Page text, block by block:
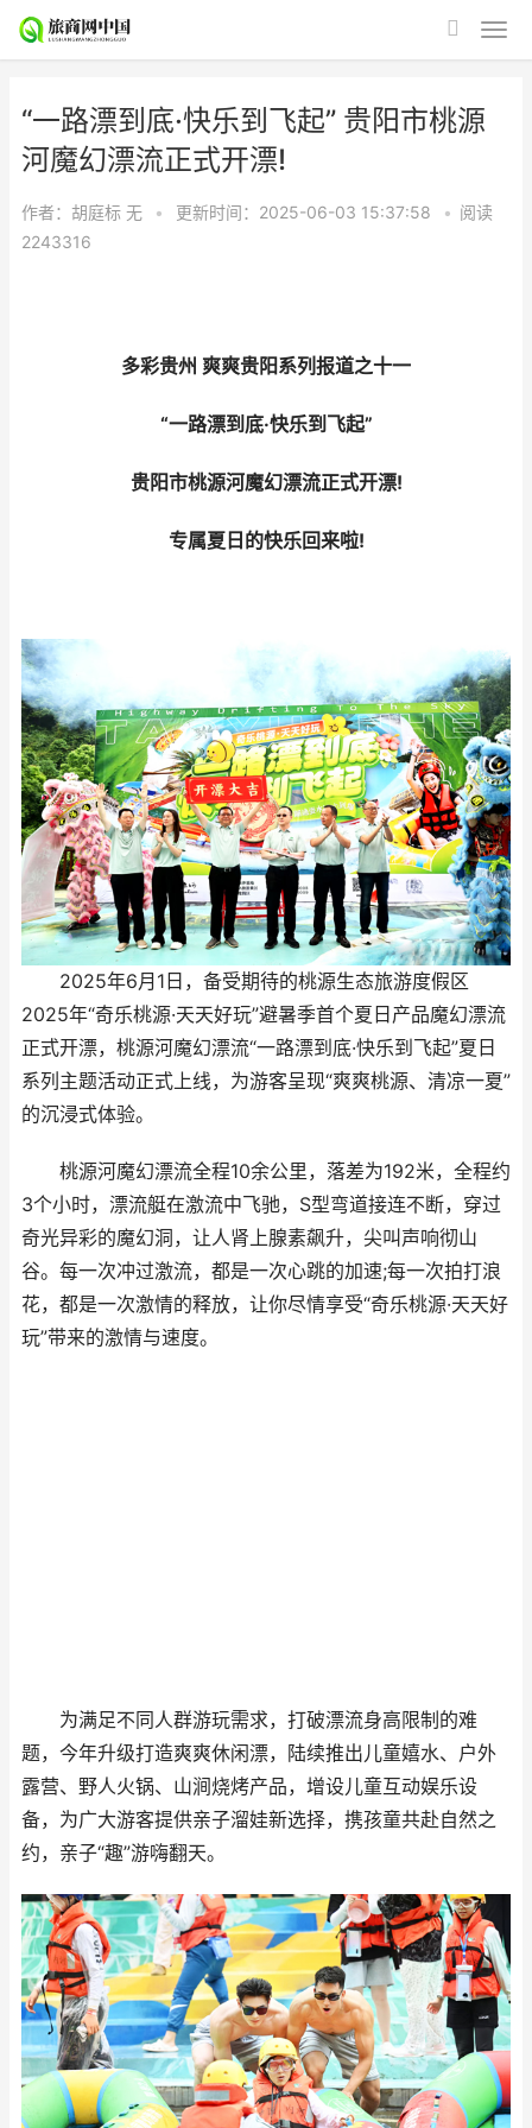
“一路漂到底·快乐到飞起” 贵阳市桃源
河魔幻漂流正式开漂!
作者：胡庭标 无 • 更新时间：2025-06-03 15:37:58 • 阅读
2243316
多彩贵州 爽爽贵阳系列报道之十一
“一路漂到底·快乐到飞起”
贵阳市桃源河魔幻漂流正式开漂!
专属夏日的快乐回来啦!
2025年6月1日，备受期待的桃源生态旅游度假区
2025年“奇乐桃源·天天好玩”避暑季首个夏日产品魔幻漂流
正式开漂，桃源河魔幻漂流“一路漂到底·快乐到飞起”夏日
系列主题活动正式上线，为游客呈现“爽爽桃源、清凉一夏”
的沉浸式体验。
桃源河魔幻漂流全程10余公里，落差为192米，全程约
3个小时，漂流艇在激流中飞驰，S型弯道接连不断，穿过
奇光异彩的魔幻洞，让人肾上腺素飙升，尖叫声响彻山
谷。每一次冲过激流，都是一次心跳的加速;每一次拍打浪
花，都是一次激情的释放，让你尽情享受“奇乐桃源·天天好
玩”带来的激情与速度。
为满足不同人群游玩需求，打破漂流身高限制的难
题，今年升级打造爽爽休闲漂，陆续推出儿童嬉水、户外
露营、野人火锅、山涧烧烤产品，增设儿童互动娱乐设
备，为广大游客提供亲子溜娃新选择，携孩童共赴自然之
约，亲子“趣”游嗨翻天。